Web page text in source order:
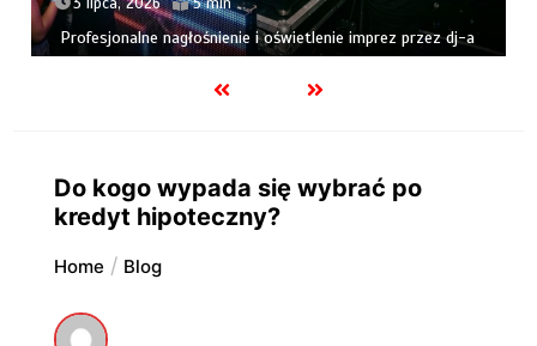
3 lipca, 2026 5 min
Profesjonalne nagłośnienie i oświetlenie imprez przez dj-a
Do kogo wypada się wybrać po
kredyt hipoteczny?
Home Blog